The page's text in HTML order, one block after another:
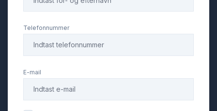
Telefonnummer
E-mail